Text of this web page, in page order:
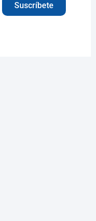
Suscríbete